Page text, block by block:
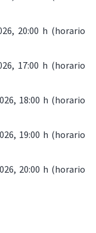
20:00 h (horario
17:00 h (horario
18:00 h (horario
19:00 h (horario
20:00 h (horario